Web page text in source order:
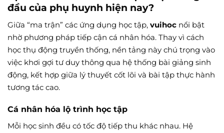
đầu của phụ huynh hiện nay?
Giữa “ma trận” các ứng dụng học tập, vuihoc nổi bật
nhờ phương pháp tiếp cận cá nhân hóa. Thay vì cách
học thụ động truyền thống, nền tảng này chú trọng vào
việc khơi gợi tư duy thông qua hệ thống bài giảng sinh
động, kết hợp giữa lý thuyết cốt lõi và bài tập thực hành
tương tác cao.
Cá nhân hóa lộ trình học tập
Mỗi học sinh đều có tốc độ tiếp thu khác nhau. Hệ